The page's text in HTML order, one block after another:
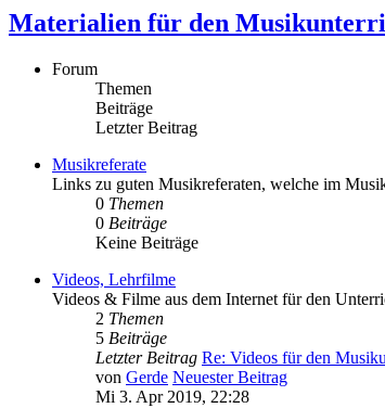
Materialien für den
Forum
Themen
Beiträge
Letzter Beitrag
Musikreferate
Links zu guten Musikreferaten, welche im
0 Themen
0 Beiträge
Keine Beiträge
Videos, Lehrfilme
Videos & Filme aus dem Internet für den
2 Themen
5 Beiträge
Letzter Beitrag Re: Videos für den
von Gerde Neuester Beitrag
Mi 3. Apr 2019, 22:28